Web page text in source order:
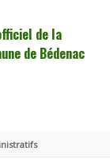
de la
de Bédenac